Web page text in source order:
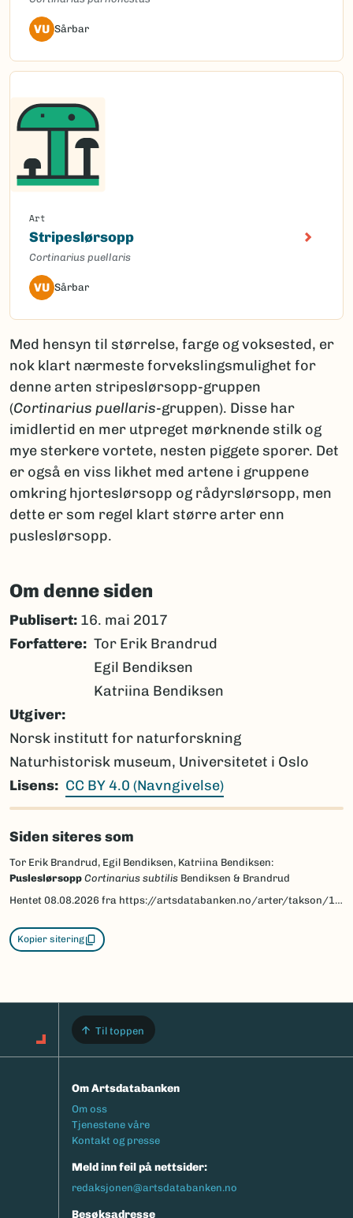
VU Sårbar
Art
Stripeslørsopp
Cortinarius puellaris
VU Sårbar
Med hensyn til størrelse, farge og voksested, er
nok klart nærmeste forvekslingsmulighet for
denne arten stripeslørsopp-gruppen
(Cortinarius puellaris-gruppen). Disse har
imidlertid en mer utpreget mørknende stilk og
mye sterkere vortete, nesten piggete sporer. Det
er også en viss likhet med artene i gruppene
omkring hjorteslørsopp og rådyrslørsopp, men
dette er som regel klart større arter enn
pusleslørsopp.
Om denne siden
Publisert: 16. mai 2017
Forfattere
Tor Erik Brandrud
Egil Bendiksen
Katriina Bendiksen
Utgiver
Norsk institutt for naturforskning
Naturhistorisk museum, Universitetet i Oslo
Lisens
CC BY 4.0 (Navngivelse)
Siden siteres som
Tor Erik Brandrud, Egil Bendiksen, Katriina Bendiksen:
Pusleslørsopp Cortinarius subtilis Bendiksen & Brandrud
Hentet 08.08.2026 fra https://artsdatabanken.no/arter/takson/124597/beskrivelse
Kopier sitering
Til toppen
Om Artsdatabanken
Footermeny
Om oss
Tjenestene våre
Kontakt og presse
Meld inn feil på nettsider:
redaksjonen@artsdatabanken.no
Besøksadresse